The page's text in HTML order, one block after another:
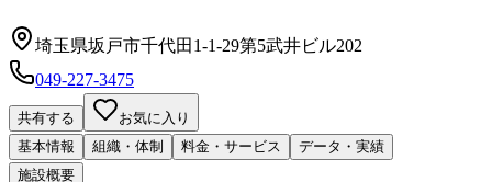
埼玉県坂戸市千代田1-1-29第5武井ビル202
049-227-3475
共有する
お気に入り
基本情報
組織・体制 料金・サービス
データ・実績
施設概要